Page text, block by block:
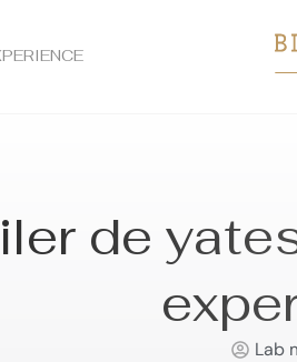
de
Lab